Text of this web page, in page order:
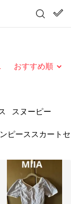
替え
スヌーピー
ピーススカート